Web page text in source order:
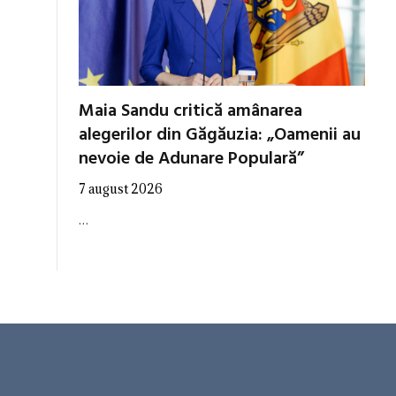
Maia Sandu critică amânarea
alegerilor din Găgăuzia: „Oamenii au
nevoie de Adunare Populară”
7 august 2026
…